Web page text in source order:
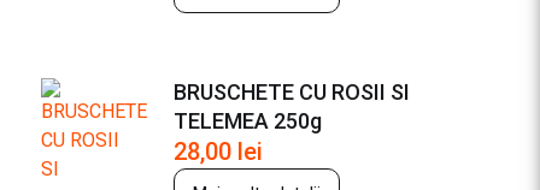
BRUSCHETE CU ROSII SI
TELEMEA 250g
28,00 lei